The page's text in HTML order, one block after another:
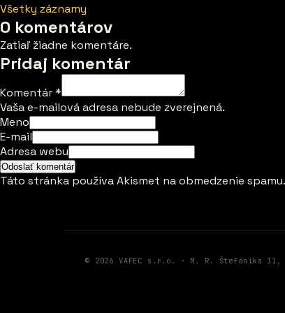
Všetky záznamy
0 komentárov
Zatiaľ žiadne komentáre.
Pridaj komentár
Komentár*
Vaša e-mailová adresa nebude zverejnená.
Meno
E-mail
Adresa webu
Táto stránka používa Akismet na obmedzenie spamu.
© 2026 VAFEC s.r.o. · M. R. Štefánika 11,